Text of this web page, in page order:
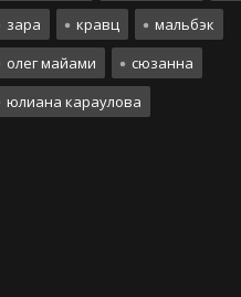
зара
кравц
мальбэк
олег майами
сюзанна
юлиана караулова